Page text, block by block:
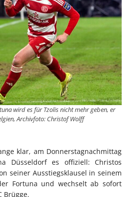
wird es für Tzolis nicht mehr geben, er
Archivfoto: Christof Wolff
klar, am Donnerstagnachmittag
Düsseldorf es offiziell: Christos
seiner Ausstiegsklausel in seinem
Fortuna und wechselt ab sofort
Brügge.